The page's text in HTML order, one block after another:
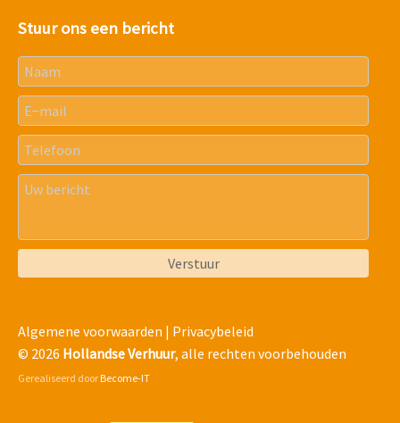
Stuur ons een bericht
Algemene voorwaarden | Privacybeleid
© 2026 Hollandse Verhuur, alle rechten voorbehouden
Gerealiseerd doorBecome-IT